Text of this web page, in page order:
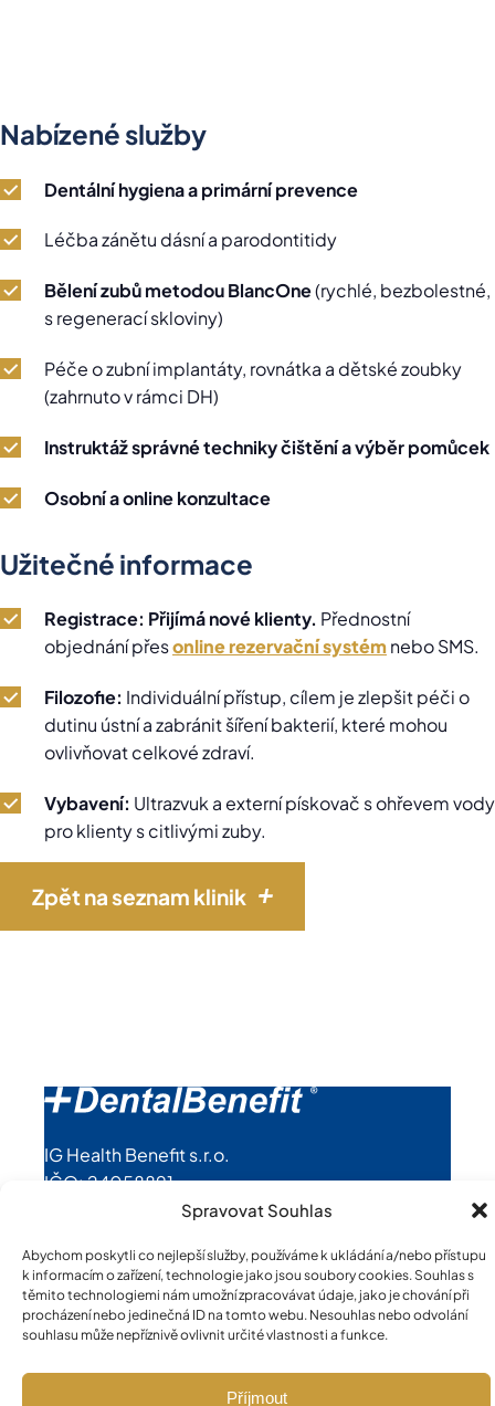
Spravovat Souhlas
Abychom poskytli co nejlepší služby, používáme k ukládání a/nebo přístupu
k informacím o zařízení, technologie jako jsou soubory cookies. Souhlas s
těmito technologiemi nám umožní zpracovávat údaje, jako je chování při
procházení nebo jedinečná ID na tomto webu. Nesouhlas nebo odvolání
souhlasu může nepříznivě ovlivnit určité vlastnosti a funkce.
Příjmout
Nabízené služby
Dentální hygiena a primární prevence
Léčba zánětu dásní a parodontitidy
Bělení zubů metodou BlancOne(rychlé, bezbolestné,
s regenerací skloviny)
Péče o zubní implantáty, rovnátka a dětské zoubky
(zahrnuto v rámci DH)
Instruktáž správné techniky čištění a výběr pomůcek
Osobní a online konzultace
Užitečné informace
Registrace: Přijímá nové klienty. Přednostní
objednání přesonline rezervační systémnebo SMS.
Filozofie: Individuální přístup, cílem je zlepšit péči o
dutinu ústní a zabránit šíření bakterií, které mohou
ovlivňovat celkové zdraví.
Vybavení: Ultrazvuk a externí pískovač s ohřevem vody
pro klienty s citlivými zuby.
Zpět na seznam klinik
IG Health Benefit s.r.o.
IČO: 24058891
Bezpečnost a zajištění poukazů
Ochrana osobních údajů (GDPR)
Cookies
Kontakty